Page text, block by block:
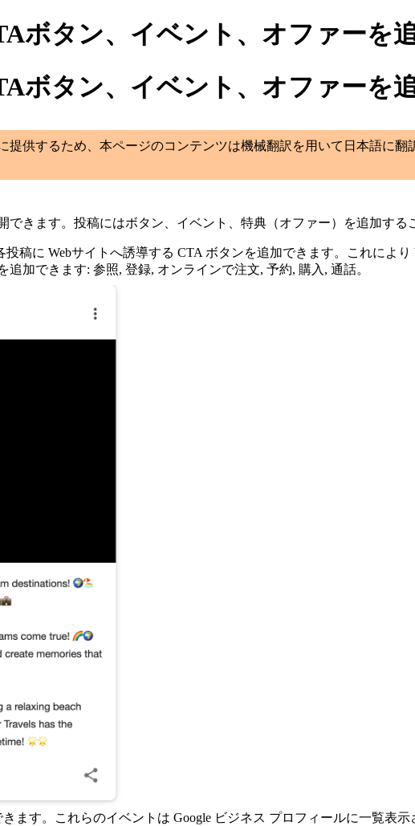
ボタン、イベント、オファーを
ボタン、イベント、オファーを
提供するため、本ページのコンテンツは機械翻訳を用いて日本語に
できます。投稿にはボタン、イベント、特典（オファー）を追加する
稿に Webサイトへ誘導する CTA ボタンを追加できます。これによ
加できます: 参照, 登録, オンラインで注文, 予約, 購入, 通話。
ます。これらのイベントは Google ビジネス プロフィールに一覧表示